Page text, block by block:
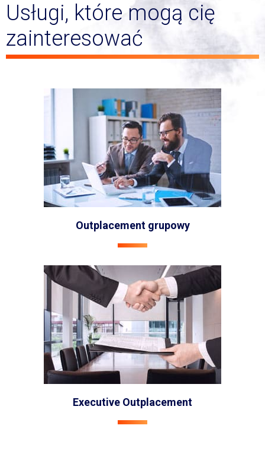
Usługi, które mogą cię
zainteresować
Outplacement grupowy
Executive Outplacement